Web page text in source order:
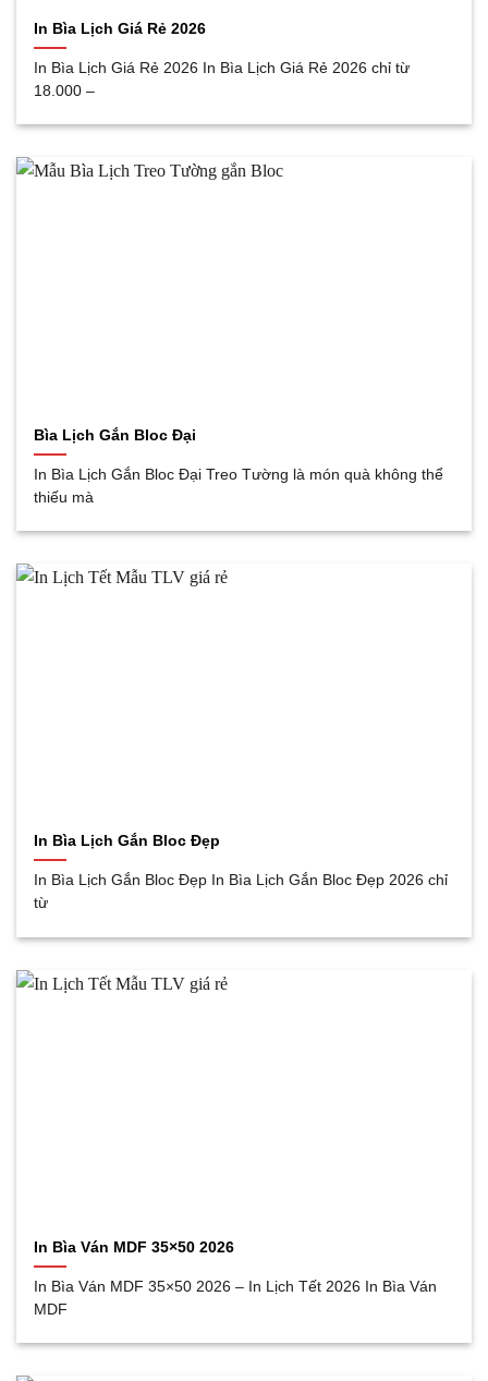
In Bìa Lịch Giá Rẻ 2026
In Bìa Lịch Giá Rẻ 2026 In Bìa Lịch Giá Rẻ 2026 chỉ từ
18.000 –
Bìa Lịch Gắn Bloc Đại
In Bìa Lịch Gắn Bloc Đại Treo Tường là món quà không thể
thiếu mà
In Bìa Lịch Gắn Bloc Đẹp
In Bìa Lịch Gắn Bloc Đẹp In Bìa Lịch Gắn Bloc Đẹp 2026 chỉ
từ
In Bìa Ván MDF 35×50 2026
In Bìa Ván MDF 35×50 2026 – In Lịch Tết 2026 In Bìa Ván
MDF